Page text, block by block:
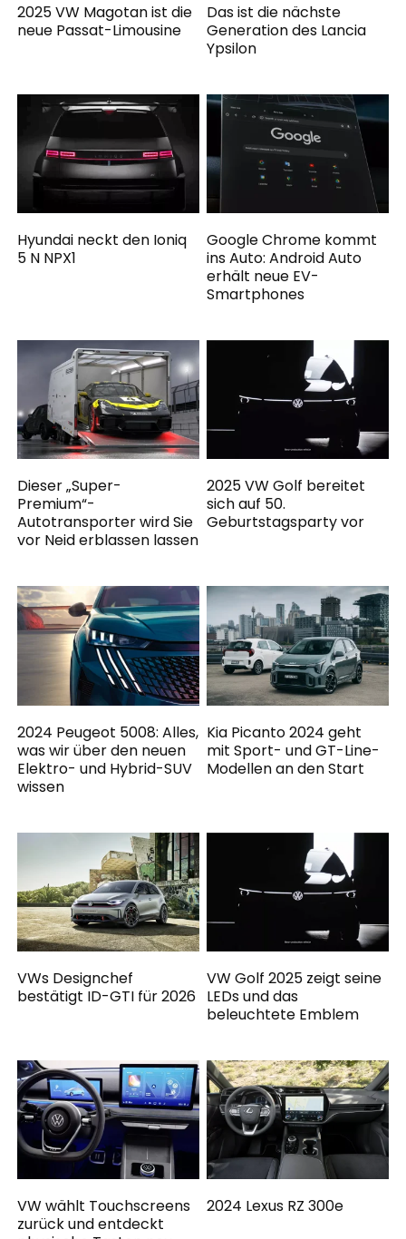
2025 VW Magotan ist die
neue Passat-Limousine
Das ist die nächste
Generation des Lancia
Ypsilon
Hyundai neckt den Ioniq
5 N NPX1
Google Chrome kommt
ins Auto: Android Auto
erhält neue EV-
Smartphones
Dieser „Super-
Premium“-
Autotransporter wird Sie
vor Neid erblassen lassen
2025 VW Golf bereitet
sich auf 50.
Geburtstagsparty vor
2024 Peugeot 5008: Alles,
was wir über den neuen
Elektro- und Hybrid-SUV
wissen
Kia Picanto 2024 geht
mit Sport- und GT-Line-
Modellen an den Start
VWs Designchef
bestätigt ID-GTI für 2026
VW Golf 2025 zeigt seine
LEDs und das
beleuchtete Emblem
VW wählt Touchscreens
zurück und entdeckt
2024 Lexus RZ 300e